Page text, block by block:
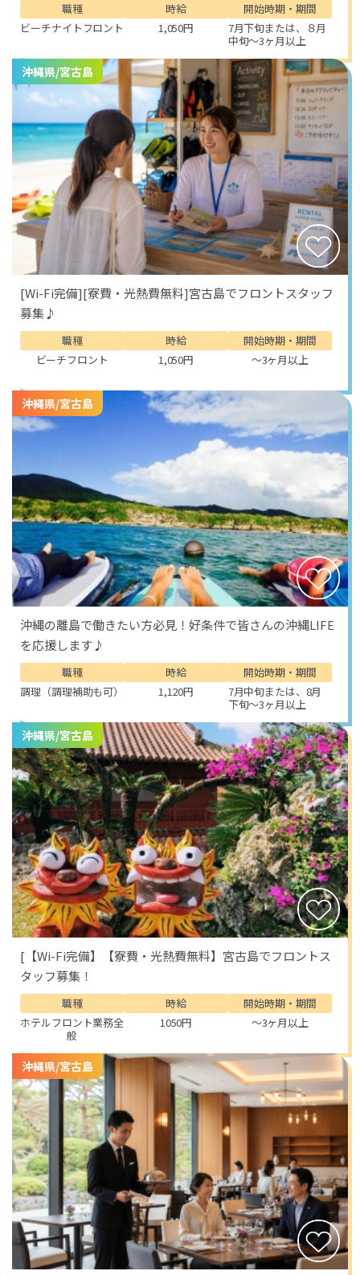
職種
ビーチナイトフロント
時給
1,050円
開始時期・期間
7月下旬または、８月
中旬～3ヶ月以上
沖縄県/宮古島
[Wi-Fi完備][寮費・光熱費無料]宮古島でフロントスタッフ
募集♪
職種
ビーチフロント
時給
1,050円
開始時期・期間
～3ヶ月以上
沖縄県/宮古島
沖縄の離島で働きたい方必見！好条件で皆さんの沖縄LIFE
を応援します♪
職種
調理（調理補助も可）
時給
1,120円
開始時期・期間
7月中旬または、8月
下旬～3ヶ月以上
沖縄県/宮古島
[【Wi-Fi完備】【寮費・光熱費無料】宮古島でフロントス
タッフ募集！
職種
ホテルフロント業務全
般
時給
1050円
開始時期・期間
～3ヶ月以上
沖縄県/宮古島